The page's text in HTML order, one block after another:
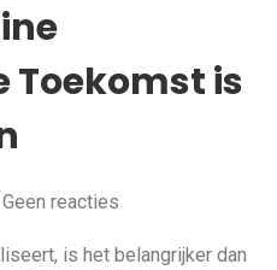
Toekomst is
Geen reacties
is het belangrijker dan